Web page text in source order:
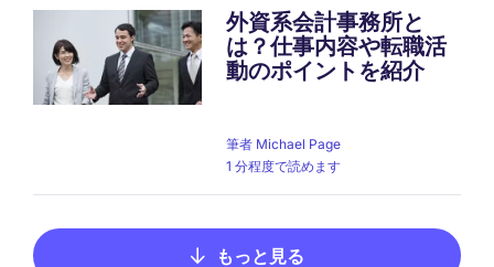
外資系会計事務所と
は？仕事内容や転職活
動のポイントを紹介
筆者 Michael Page
1 分程度で読めます
もっと見る